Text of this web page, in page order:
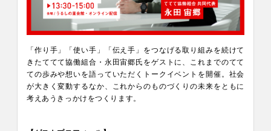
「作り手」「使い手」「伝え手」をつなげる取り組みを続けて
きたててて協働組合・永田宙郷氏をゲストに、これまでのてて
ての歩みや想いを語っていただくトークイベントを開催。社会
が大きく変動するなか、これからのものづくりの未来をともに
考えあうきっかけをつくります。